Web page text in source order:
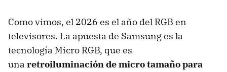
Como vimos, el 2026 es el año del RGB en
televisores. La apuesta de Samsung es la
tecnología Micro RGB, que es
una retroiluminación de micro tamaño para